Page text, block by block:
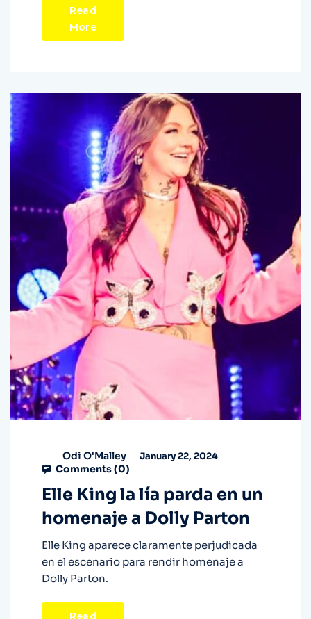
Read
More
Odi O'Malley January 22, 2024
Comments (0)
Elle King la lía parda en un
homenaje a Dolly Parton
Elle King aparece claramente perjudicada
en el escenario para rendir homenaje a
Dolly Parton.
Read